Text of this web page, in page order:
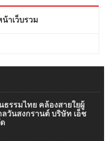
าเว็บรวม
รรมไทย คล้องสายใยผู้
ลวันสงกรานต์ บริษัท เอ็ช